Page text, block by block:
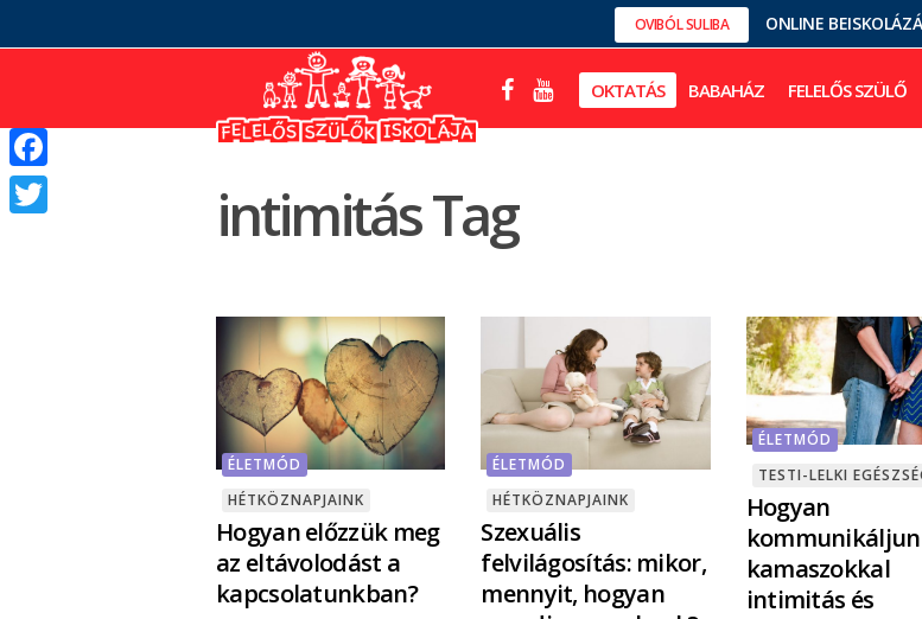
OVIBÓL SULIBA ONLINE
OKTATÁS BABAHÁZ FELELŐS SZÜLŐ
intimitás Tag
ÉLETMÓD
HÉTKÖZNAPJAINK
Hogyan előzzük meg
az eltávolodást a
kapcsolatunkban?
ÉLETMÓD
HÉTKÖZNAPJAINK
Szexuális
felvilágosítás: mikor,
mennyit, hogyan
ÉLETMÓD
TESTI-LELKI
Hogyan
kamaszokkal
intimitás és
Facebook